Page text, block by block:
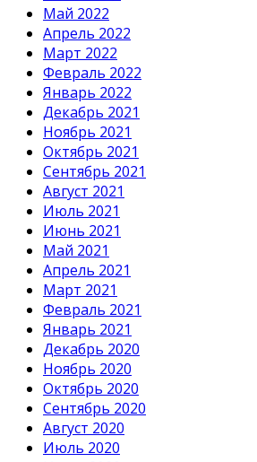
Май 2022
Апрель 2022
Март 2022
Февраль 2022
Январь 2022
Декабрь 2021
Ноябрь 2021
Октябрь 2021
Сентябрь 2021
Август 2021
Июль 2021
Июнь 2021
Май 2021
Апрель 2021
Март 2021
Февраль 2021
Январь 2021
Декабрь 2020
Ноябрь 2020
Октябрь 2020
Сентябрь 2020
Август 2020
Июль 2020